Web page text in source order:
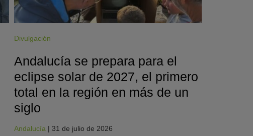
Divulgación
Andalucía se prepara para el
eclipse solar de 2027, el primero
total en la región en más de un
siglo
Andalucía| 31 de julio de 2026